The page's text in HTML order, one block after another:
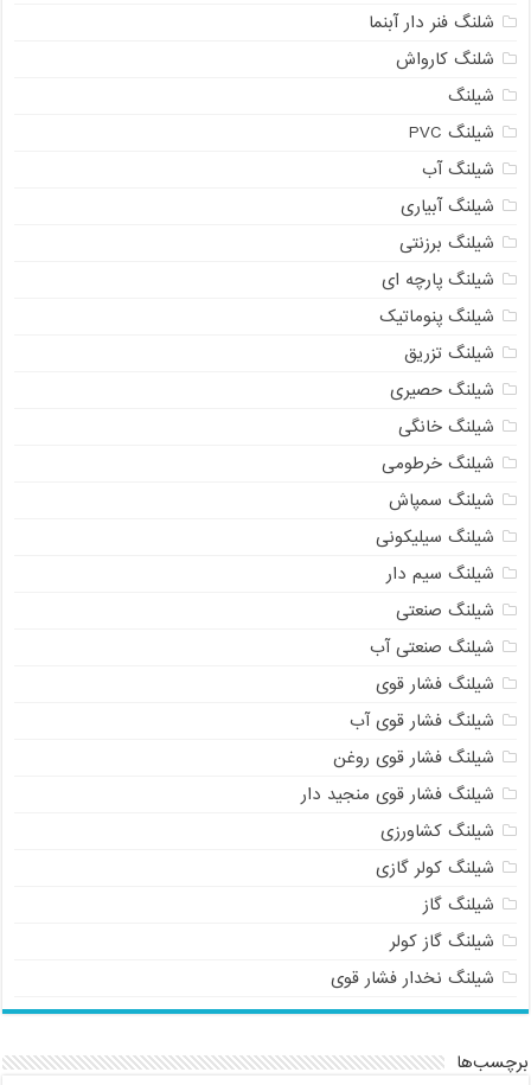
شلنگ فنر دار آبنما
شلنگ کارواش
شیلنگ
شیلنگ PVC
شیلنگ آب
شیلنگ آبیاری
شیلنگ برزنتی
شیلنگ پارچه ای
شیلنگ پنوماتیک
شیلنگ تزریق
شیلنگ حصیری
شیلنگ خانگی
شیلنگ خرطومی
شیلنگ سمپاش
شیلنگ سیلیکونی
شیلنگ سیم دار
شیلنگ صنعتی
شیلنگ صنعتی آب
شیلنگ فشار قوی
شیلنگ فشار قوی آب
شیلنگ فشار قوی روغن
شیلنگ فشار قوی منجید دار
شیلنگ کشاورزی
شیلنگ کولر گازی
شیلنگ گاز
شیلنگ گاز کولر
شیلنگ نخدار فشار قوی
برچسب‌ها